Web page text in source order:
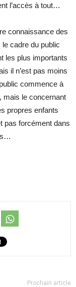
l’accès à tout…
connaissance des
cadre du public
les plus importants
il n’est pas moins
commence à
mais le concernant
propres enfants
pas forcément dans
Prochain article